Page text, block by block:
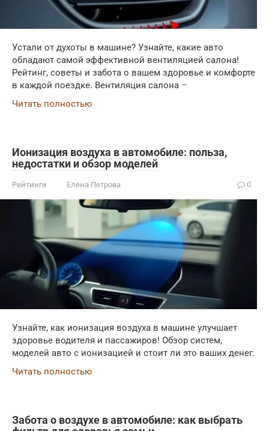
Устали от духоты в машине? Узнайте, какие авто
обладают самой эффективной вентиляцией салона!
Рейтинг, советы и забота о вашем здоровье и комфорте
в каждой поездке. Вентиляция салона –
Читать полностью
Ионизация воздуха в автомобиле: польза,
недостатки и обзор моделей
Рейтинги Елена Петрова 0
Узнайте, как ионизация воздуха в машине улучшает
здоровье водителя и пассажиров! Обзор систем,
моделей авто с ионизацией и стоит ли это ваших денег.
Читать полностью
Забота о воздухе в автомобиле: как выбрать